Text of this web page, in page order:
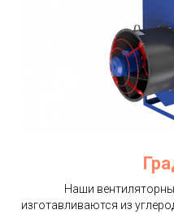
Наши
изготавливаются из